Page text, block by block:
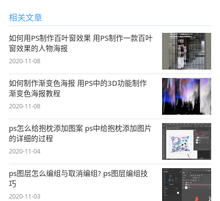
相关文章
如何用PS制作百叶窗效果 用PS制作一款百叶
窗效果的人物海报
2020-11-08
如何制作渐变色海报 用PS中的3D功能制作
渐变色海报教程
2020-11-08
ps怎么给抱枕添加图案 ps中给抱枕添加图片
的详细的过程
2020-11-04
ps图层怎么编组与取消编组? ps图层编组技
巧
2020-11-03